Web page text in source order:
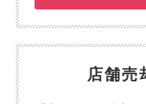
店舗売